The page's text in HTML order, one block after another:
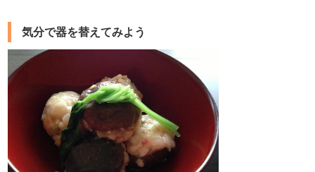
気分で器を替えてみよう